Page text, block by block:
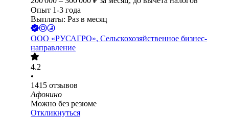
Опыт 1-3 года
Выплаты: Раз в месяц
ООО «РУСАГРО», Сельскохозяйственное бизнес-
направление
4.2
•
1415 отзывов
Афонино
Можно без резюме
Откликнуться